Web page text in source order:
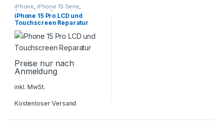
iPhone, iPhone 15 Serie,
Smartphone Reparatur
iPhone 15 Pro LCD und
Touchscreen Reparatur
Preise nur nach
Anmeldung
inkl. MwSt.
Kostenloser Versand